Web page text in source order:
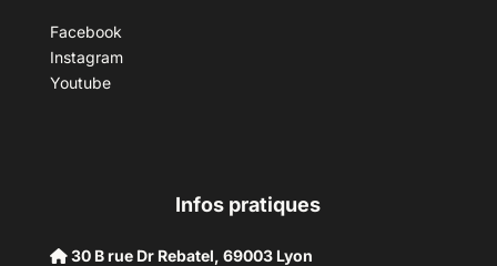
Facebook
Instagram
Youtube
Infos pratiques
30 B rue Dr Rebatel, 69003 Lyon